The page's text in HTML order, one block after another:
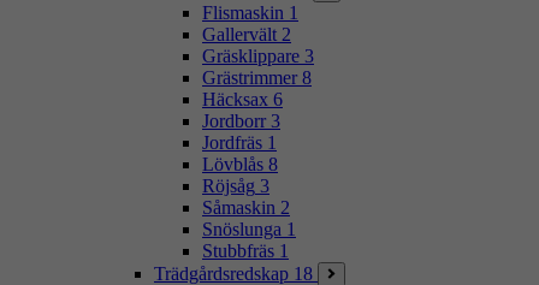
Flismaskin 1
Gallervält 2
Gräsklippare 3
Grästrimmer 8
Häcksax 6
Jordborr 3
Jordfräs 1
Lövblås 8
Röjsåg 3
Såmaskin 2
Snöslunga 1
Stubbfräs 1
Trädgårdsredskap 18